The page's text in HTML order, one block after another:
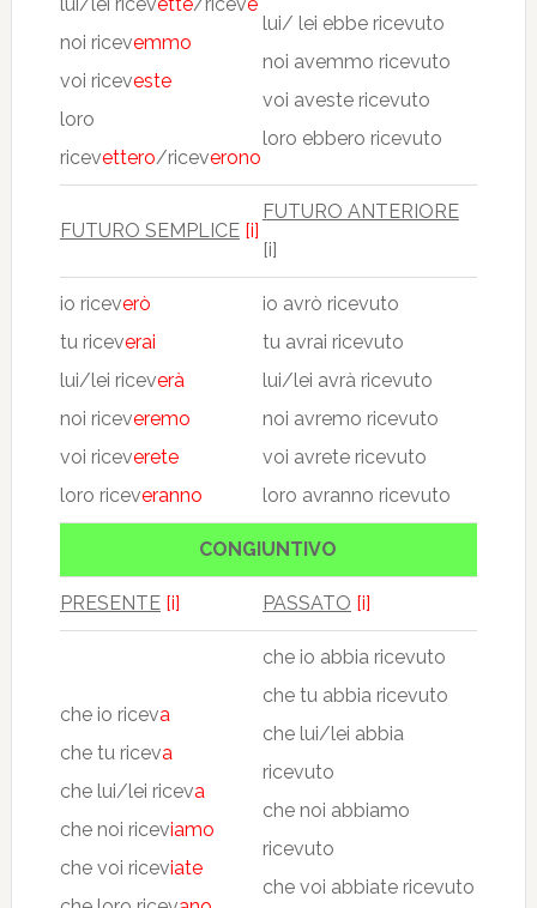
noi ricevemmo
voi riceveste
loro
ricevettero/riceverono
lui/ lei ebbe ricevuto
noi avemmo ricevuto
voi aveste ricevuto
loro ebbero ricevuto
FUTURO SEMPLICE [i]
FUTURO ANTERIORE
[i]
io riceverò
tu riceverai
lui/lei riceverà
noi riceveremo
voi riceverete
loro riceveranno
io avrò ricevuto
tu avrai ricevuto
lui/lei avrà ricevuto
noi avremo ricevuto
voi avrete ricevuto
loro avranno ricevuto
CONGIUNTIVO
PRESENTE [i] PASSATO [i]
che io riceva
che tu riceva
che lui/lei riceva
che noi riceviamo
che voi riceviate
che io abbia ricevuto
che tu abbia ricevuto
che lui/lei abbia
ricevuto
che noi abbiamo
ricevuto
che voi abbiate ricevuto